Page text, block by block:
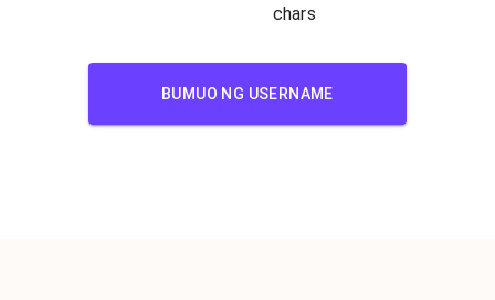
chars
BUMUO NG USERNAME